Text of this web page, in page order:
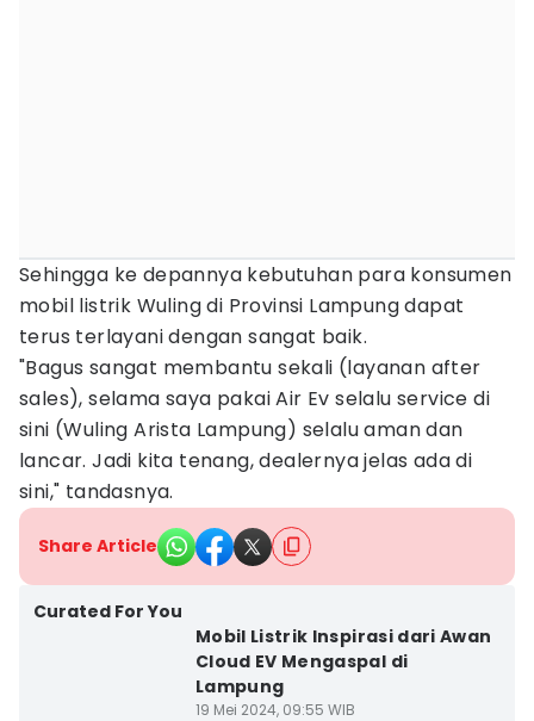
Sehingga ke depannya kebutuhan para konsumen
mobil listrik Wuling di Provinsi Lampung dapat
terus terlayani dengan sangat baik.
"Bagus sangat membantu sekali (layanan after
sales), selama saya pakai Air Ev selalu service di
sini (Wuling Arista Lampung) selalu aman dan
lancar. Jadi kita tenang, dealernya jelas ada di
sini," tandasnya.
Share Article
Curated For You
Mobil Listrik Inspirasi dari Awan
Cloud EV Mengaspal di
Lampung
19 Mei 2024, 09:55 WIB